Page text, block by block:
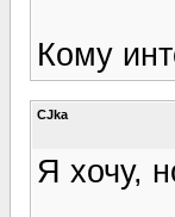
Кому
CJka
Я хочу,